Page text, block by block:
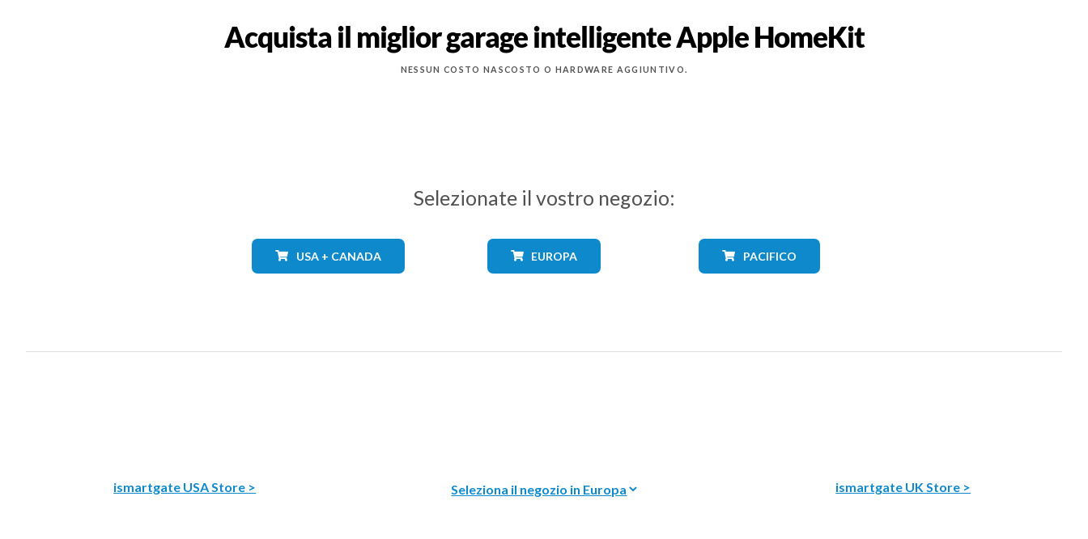
Acquista il miglior garage intelligente Apple HomeKit
NESSUN COSTO NASCOSTO O HARDWARE AGGIUNTIVO.
Selezionate il vostro negozio:
USA + CANADA EUROPA PACIFICO
ismartgate USA Store > ismartgate UK Store >